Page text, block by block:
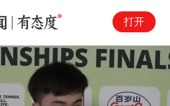
打开